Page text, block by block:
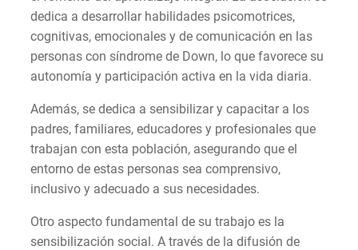
dedica a desarrollar habilidades psicomotrices,
cognitivas, emocionales y de comunicación en las
personas con síndrome de Down, lo que favorece su
autonomía y participación activa en la vida diaria.
Además, se dedica a sensibilizar y capacitar a los
padres, familiares, educadores y profesionales que
trabajan con esta población, asegurando que el
entorno de estas personas sea comprensivo,
inclusivo y adecuado a sus necesidades.
Otro aspecto fundamental de su trabajo es la
sensibilización social. A través de la difusión de